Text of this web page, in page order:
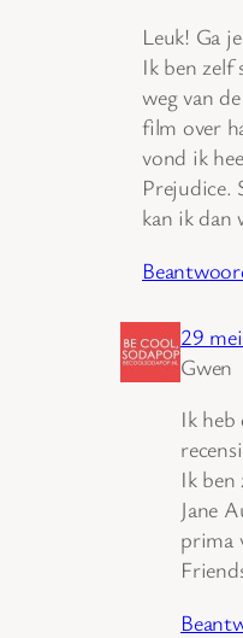
Leuk! Ga
Ik ben zelf
weg van
film over
vond ik
Prejudice.
kan ik dan
29
Gwen
Ik heb
Ik ben
Jane
prima